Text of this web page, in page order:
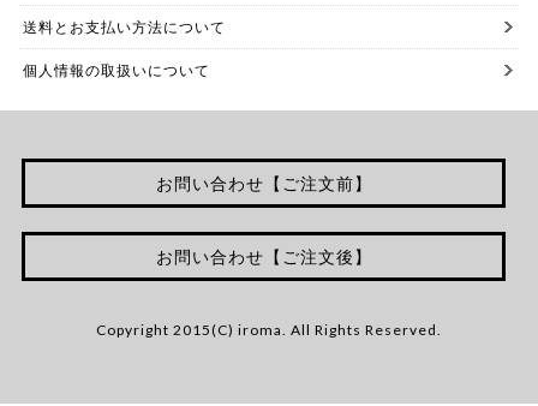
送料とお支払い方法について
個人情報の取扱いについて
お問い合わせ【ご注文前】
お問い合わせ【ご注文後】
Copyright 2015(C) iroma. All Rights Reserved.